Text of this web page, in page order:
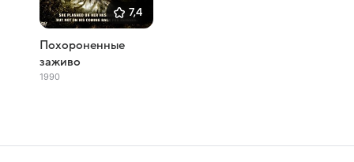
7,4
Похороненные
заживо
1990